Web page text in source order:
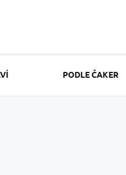
PODLE ČAKER